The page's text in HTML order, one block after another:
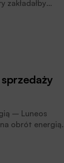
sprzedaży
– Luneos
obrót energią